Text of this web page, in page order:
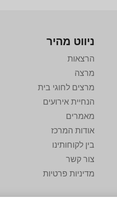
ניווט מהיר
הרצאות
מרצה
מרצים לחוגי בית
הנחיית אירועים
מאמרים
אודות המרכז
בין לקוחותינו
צור קשר
מדיניות פרטיות